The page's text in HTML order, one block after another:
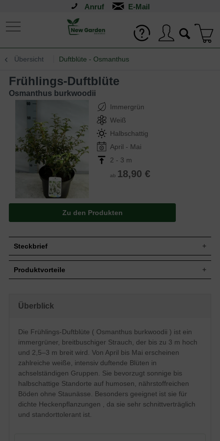
Anruf
Übersicht Duftblüte - Osmanthus
Frühlings-Duftblüte
Osmanthus burkwoodii
Immergrün
Weiß
Halbschattig
April - Mai
2 - 3 m
ab 18,90 €
Zu den Produkten
Steckbrief
Zuwachs
Wuchsform
Blatt
einförmig, sattgrün, glänzend, Blattrand
leicht gesägt
Frucht
Blauschwarze, erbsengroße Steinfrüchte,
1-1,5 cm lang, bereift, nicht zum Verzehr
geeignet, Vogelnährgehölz
Blüte
Weiß, zahlreich, röhrenförmig in
achselständigen Gruppen, sehr
ansprechender Duft, April/ Mai
Blütezeit
April - Mai
Mäßig trockene bis feuchte, humose und
Produktvorteile
anspruchslos (Boden)
verträgt keinen Staunässe
extrem exponierten Stand vermeiden
Überblick
Die Frühlings-Duftblüte ( Osmanthus burkwoodii ) ist ein
immergrüner, breitbuschiger Strauch, der bis zu 3 m hoch
und 2,5–3 m breit wird. Von April bis Mai erscheinen
zahlreiche weiße, intensiv duftende Blüten in
achselständigen Gruppen. Sie bevorzugt sonnige bis
halbschattige Standorte auf humosen, nährstoffreichen
Böden ohne Staunässe. Besonders geeignet ist sie für
dichte Heckenpflanzungen , da sie sehr schnittverträglich
und standorttolerant ist.